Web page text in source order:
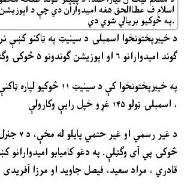
اسلام ف عطاالحق هغه امیدواران دي چې د
په څوکیو بریالي شوي دي.
د خیبرپختونخوا اسمبلۍ د سینیټ په ټاکنو
ګوند امیدوارانو ۶ او اپوزیشن ګوندونو ۵ څوکۍ وګټلې
په خیبرپختونخوا کې د
اسمبلۍ ټولو ۱۴۵ غړو خپل رایې وکارولې ،
څوکۍ پي آی وګټلې. په دغو کامیابو امیدوارانو
قادري ، مراد سعید، فیصل جاوید او مرزا